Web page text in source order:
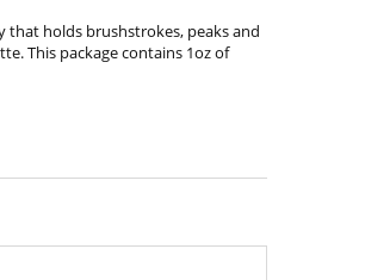
that holds brushstrokes, peaks and
This package contains 1oz of